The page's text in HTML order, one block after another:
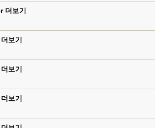
더보기
보기
보기
보기